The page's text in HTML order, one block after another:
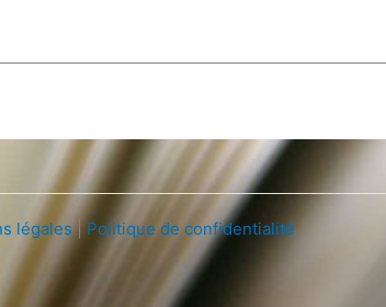
légales| Politique de confidentialité